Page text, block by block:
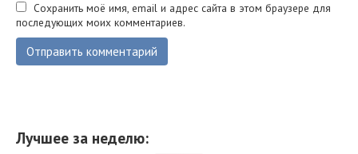
Сохранить моё имя, email и адрес сайта в этом браузере для
последующих моих комментариев.
Лучшее за неделю: